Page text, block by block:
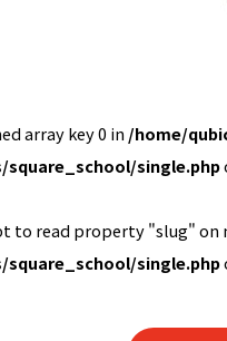
array key 0 in /home/
single.php
to read property "slug" on
single.php